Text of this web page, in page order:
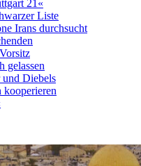
21«
Liste
Irans durchsucht
gelassen
und Diebels